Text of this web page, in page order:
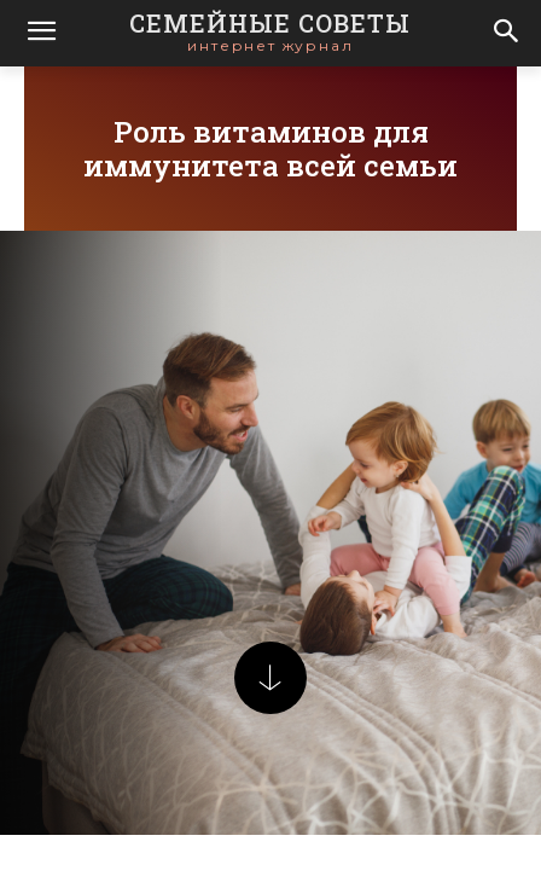
СЕМЕЙНЫЕ СОВЕТЫ
интернет журнал
Роль витаминов для
иммунитета всей семьи